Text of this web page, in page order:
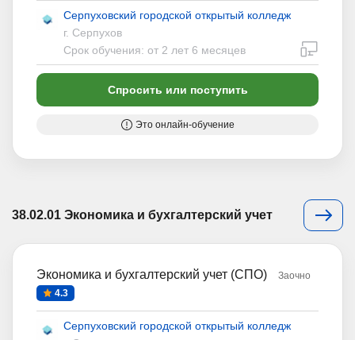
Серпуховский городской открытый колледж
г. Серпухов
Срок обучения: от 2 лет 6 месяцев
Спросить или поступить
Это онлайн-обучение
38.02.01 Экономика и бухгалтерский учет
Экономика и бухгалтерский учет (СПО)
Заочно
4.3
Серпуховский городской открытый колледж